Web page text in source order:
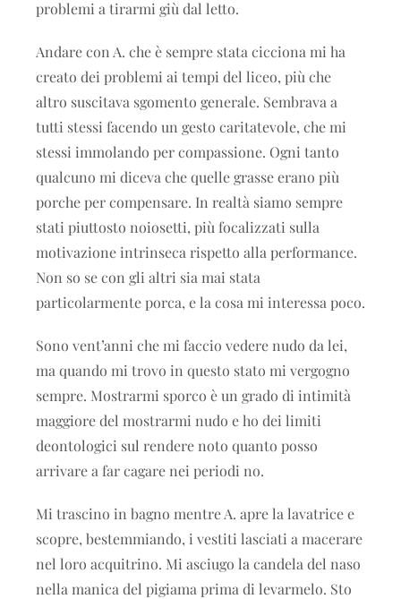
problemi a tirarmi giù dal letto.
Andare con A. che è sempre stata cicciona mi ha
creato dei problemi ai tempi del liceo, più che
altro suscitava sgomento generale. Sembrava a
tutti stessi facendo un gesto caritatevole, che mi
stessi immolando per compassione. Ogni tanto
qualcuno mi diceva che quelle grasse erano più
porche per compensare. In realtà siamo sempre
stati piuttosto noiosetti, più focalizzati sulla
motivazione intrinseca rispetto alla performance.
Non so se con gli altri sia mai stata
particolarmente porca, e la cosa mi interessa poco.
Sono vent’anni che mi faccio vedere nudo da lei,
ma quando mi trovo in questo stato mi vergogno
sempre. Mostrarmi sporco è un grado di intimità
maggiore del mostrarmi nudo e ho dei limiti
deontologici sul rendere noto quanto posso
arrivare a far cagare nei periodi no.
Mi trascino in bagno mentre A. apre la lavatrice e
scopre, bestemmiando, i vestiti lasciati a macerare
nel loro acquitrino. Mi asciugo la candela del naso
nella manica del pigiama prima di levarmelo. Sto